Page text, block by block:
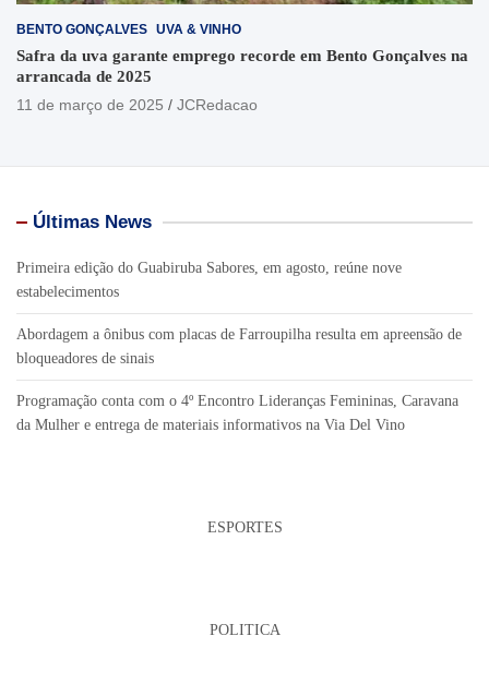
BENTO GONÇALVES UVA & VINHO
Safra da uva garante emprego recorde em Bento Gonçalves na
arrancada de 2025
11 de março de 2025
JCRedacao
Últimas News
Primeira edição do Guabiruba Sabores, em agosto, reúne nove
estabelecimentos
Abordagem a ônibus com placas de Farroupilha resulta em apreensão de
bloqueadores de sinais
Programação conta com o 4º Encontro Lideranças Femininas, Caravana
da Mulher e entrega de materiais informativos na Via Del Vino
ESPORTES
POLITICA